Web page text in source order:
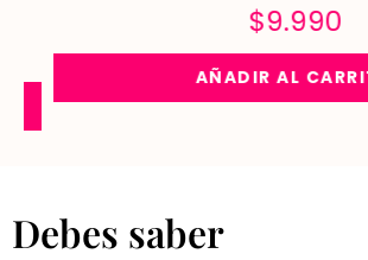
9.990
AÑADIR AL CARRITO
Debes saber